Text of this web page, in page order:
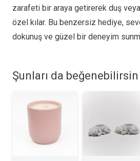
zarafeti bir araya getirerek duş
özel kılar. Bu benzersiz hediye,
dokunuş ve güzel bir deneyim
Şunları da beğenebilirsin